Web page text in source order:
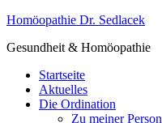
Homöopathie Dr. Sedlacek
Gesundheit & Homöopathie
Startseite
Aktuelles
Die Ordination
Zu meiner Person